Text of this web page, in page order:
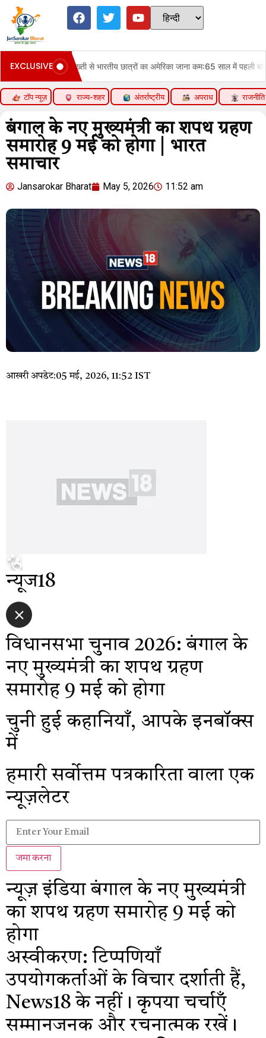
EXCLUSIVE
की सख्ती से भारतीय छात्रों का अमेरिका जाना कम:65 साल में पहली बार अप्रवासियों
टॉप न्यूज़ राज्य-शहर अंतर्राष्ट्रीय अपराध राजनीति
बंगाल के नए मुख्यमंत्री का शपथ ग्रहण
समारोह 9 मई को होगा | भारत
समाचार
Jansarokar Bharat May 5, 2026 11:52 am
आखरी अपडेट:05 मई, 2026, 11:52 IST
न्यूज18
विधानसभा चुनाव 2026: बंगाल के
नए मुख्यमंत्री का शपथ ग्रहण
समारोह 9 मई को होगा
चुनी हुई कहानियाँ, आपके इनबॉक्स
में
हमारी सर्वोत्तम पत्रकारिता वाला एक
न्यूज़लेटर
जमा करना
न्यूज़ इंडियाबंगाल के नए मुख्यमंत्री
का शपथ ग्रहण समारोह 9 मई को
होगा
अस्वीकरण: टिप्पणियाँ
उपयोगकर्ताओं के विचार दर्शाती हैं,
News18 के नहीं। कृपया चर्चाएँ
सम्मानजनक और रचनात्मक रखें।